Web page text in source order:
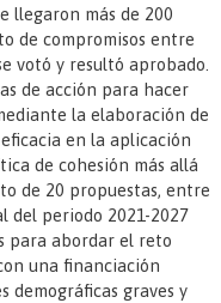
llegaron más de 200
de compromisos entre
votó y resultó aprobado.
de acción para hacer
la elaboración de
en la aplicación
de cohesión más allá
de 20 propuestas, entre
del periodo 2021-2027
para abordar el reto
una financiación
demográficas graves y